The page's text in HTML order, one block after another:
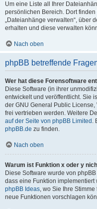
Um eine Liste all Ihrer
persönlichen Bereich. Dort finden
„Dateianhänge verwalten“, über
erhalten und diese verwalten
Nach oben
phpBB betreffende
Wer hat diese Forensoftware
Diese Software (in ihrer
entwickelt und veröffentlicht. Sie
der GNU General Public
frei vertrieben werden. Weitere
auf der Seite von phpBB Limited .
phpBB.de zu finden.
Nach oben
Warum ist Funktion x oder y
Diese Software wurde von
dass eine Funktion
phpBB Ideas, wo Sie Ihre
neue Funktionen vorschlagen